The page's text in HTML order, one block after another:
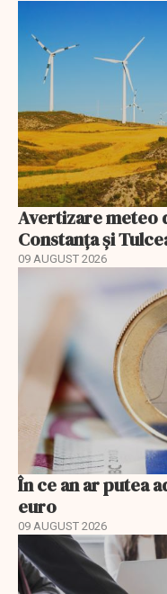
Avertizare meteo
Constanța și
09 AUGUST 2026
În ce an ar putea
euro
09 AUGUST 2026